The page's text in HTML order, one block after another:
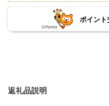
ポイント
返礼品説明